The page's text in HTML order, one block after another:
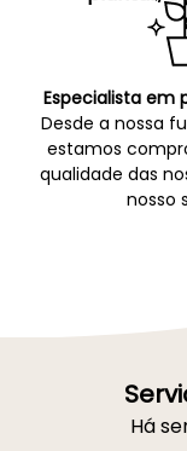
Especialista em
Desde a nossa
estamos
qualidade das
nosso
Há